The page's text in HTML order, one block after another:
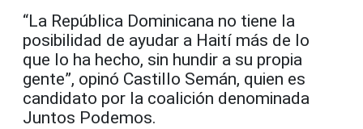
“La República Dominicana no tiene la
posibilidad de ayudar a Haití más de lo
que lo ha hecho, sin hundir a su propia
gente”, opinó Castillo Semán, quien es
candidato por la coalición denominada
Juntos Podemos.